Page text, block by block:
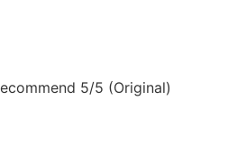
5/5 (Original)